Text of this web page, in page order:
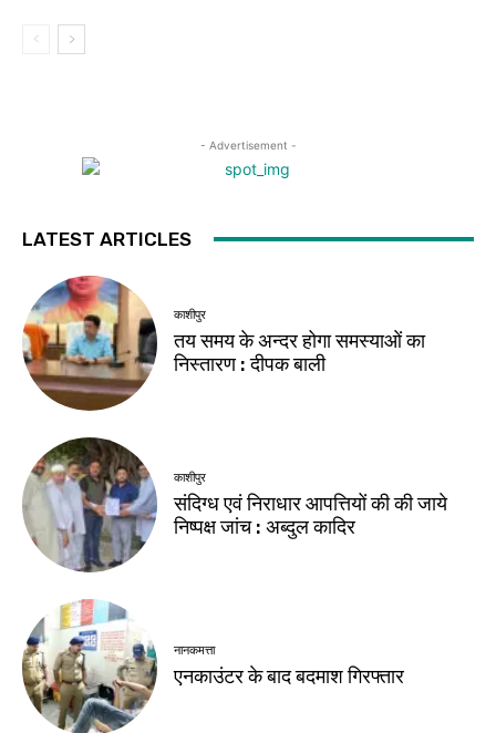
- Advertisement -
LATEST ARTICLES
काशीपुर
तय समय के अन्दर होगा समस्याओं का
निस्तारण : दीपक बाली
काशीपुर
संदिग्ध एवं निराधार आपत्तियों की की जाये
निष्पक्ष जांच : अब्दुल कादिर
नानकमत्ता
एनकाउंटर के बाद बदमाश गिरफ्तार